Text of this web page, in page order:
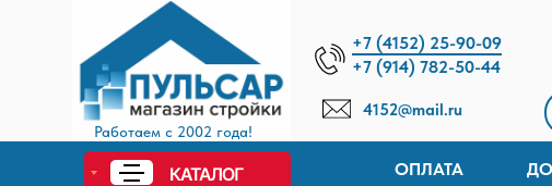
+7 (914) 782-50-44
ОПЛАТА
+7 (4152) 25-90-09
4152@mail.ru
Работаем с 2002 года!